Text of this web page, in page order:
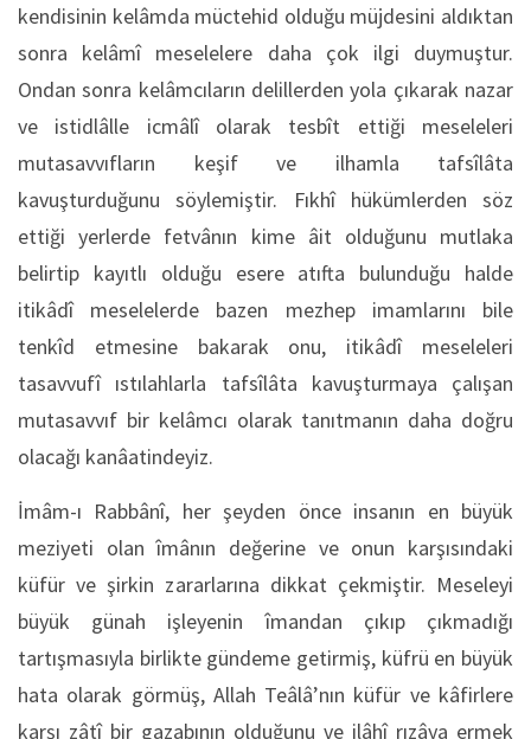
kendisinin kelâmda müctehid olduğu müjdesini aldıktan
sonra kelâmî meselelere daha çok ilgi duymuştur.
Ondan sonra kelâmcıların delillerden yola çıkarak nazar
ve istidlâlle icmâlî olarak tesbît ettiği meseleleri
mutasavvıfların keşif ve ilhamla tafsîlâta
kavuşturduğunu söylemiştir. Fıkhî hükümlerden söz
ettiği yerlerde fetvânın kime âit olduğunu mutlaka
belirtip kayıtlı olduğu esere atıfta bulunduğu halde
itikâdî meselelerde bazen mezhep imamlarını bile
tenkîd etmesine bakarak onu, itikâdî meseleleri
tasavvufî ıstılahlarla tafsîlâta kavuşturmaya çalışan
mutasavvıf bir kelâmcı olarak tanıtmanın daha doğru
olacağı kanâatindeyiz.
İmâm-ı Rabbânî, her şeyden önce insanın en büyük
meziyeti olan îmânın değerine ve onun karşısındaki
küfür ve şirkin zararlarına dikkat çekmiştir. Meseleyi
büyük günah işleyenin îmandan çıkıp çıkmadığı
tartışmasıyla birlikte gündeme getirmiş, küfrü en büyük
hata olarak görmüş, Allah Teâlâ’nın küfür ve kâfirlere
karşı zâtî bir gazabının olduğunu ve ilâhî rızâya ermek